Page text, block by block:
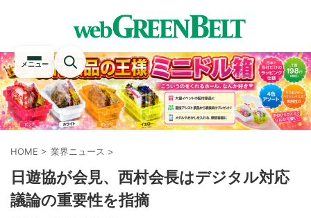
メニュー
HOME > 業界ニュース >
日遊協が会見、西村会長はデジタル対応
議論の重要性を指摘